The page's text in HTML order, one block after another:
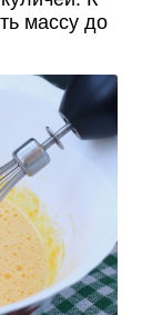
массу до